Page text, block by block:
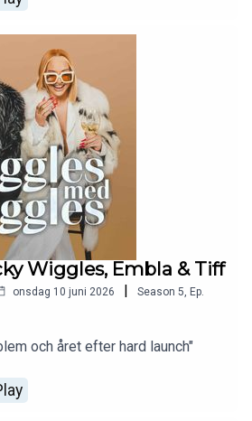
Wiggles, Embla & Tiff
onsdag 10 juni 2026 | Season 5 Ep.
och året efter hard launch"